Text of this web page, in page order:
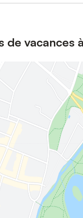
vacances